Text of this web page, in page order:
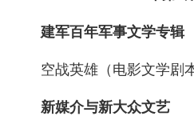
建军百年军事文学专辑
空战英雄（电影文学剧
新媒介与新大众文艺